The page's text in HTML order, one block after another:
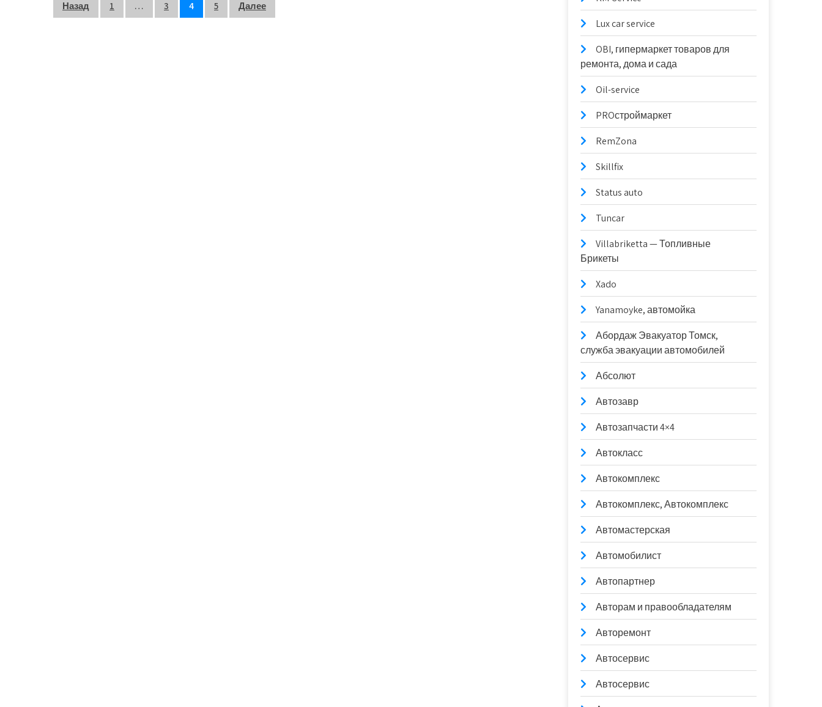
Пагинация
Назад 1 … 3 4 5 Далее
Lux car service
OBI, гипермаркет товаров для
ремонта, дома и сада
Oil-service
PROстроймаркет
RemZona
Skillfix
Status auto
Tuncar
Villabriketta — Топливные
Брикеты
Xado
Yanamoyke, автомойка
Абордаж Эвакуатор Томск,
служба эвакуации автомобилей
Абсолют
Автозавр
Автозапчасти 4×4
Автокласс
Автокомплекс
Автокомплекс, Автокомплекс
Автомастерская
Автомобилист
Автопартнер
Авторам и правообладателям
Авторемонт
Автосервис
Автосервис